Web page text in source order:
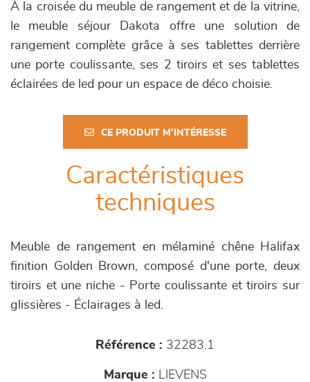
À la croisée du meuble de rangement et de la vitrine,
le meuble séjour Dakota offre une solution de
rangement complète grâce à ses tablettes derrière
une porte coulissante, ses 2 tiroirs et ses tablettes
éclairées de led pour un espace de déco choisie.
CE PRODUIT M'INTÉRESSE
Caractéristiques
techniques
Meuble de rangement en mélaminé chêne Halifax
finition Golden Brown, composé d'une porte, deux
tiroirs et une niche - Porte coulissante et tiroirs sur
glissières - Éclairages à led.
Référence : 32283.1
Marque : LIEVENS